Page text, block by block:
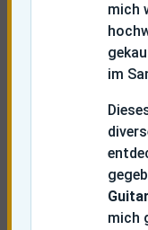
mich
im
mich